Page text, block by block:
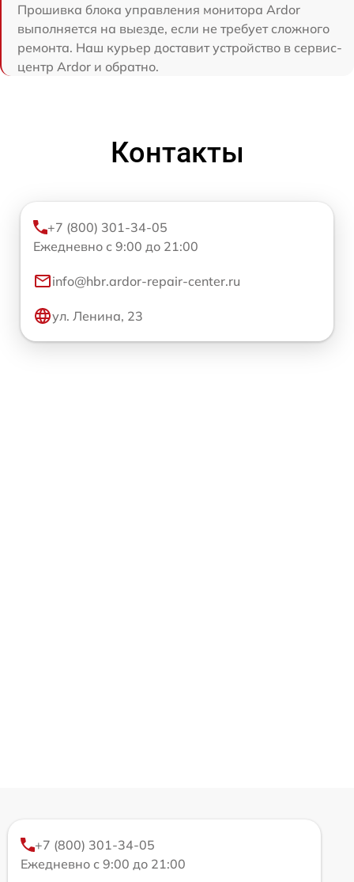
Прошивка блока управления монитора Ardor
выполняется на выезде, если не требует сложного
ремонта. Наш курьер доставит устройство в сервис-
центр Ardor и обратно.
Контакты
+7 (800) 301-34-05
Ежедневно с 9:00 до 21:00
info@hbr.ardor-repair-center.ru
ул. Ленина, 23
+7 (800) 301-34-05
Ежедневно с 9:00 до 21:00